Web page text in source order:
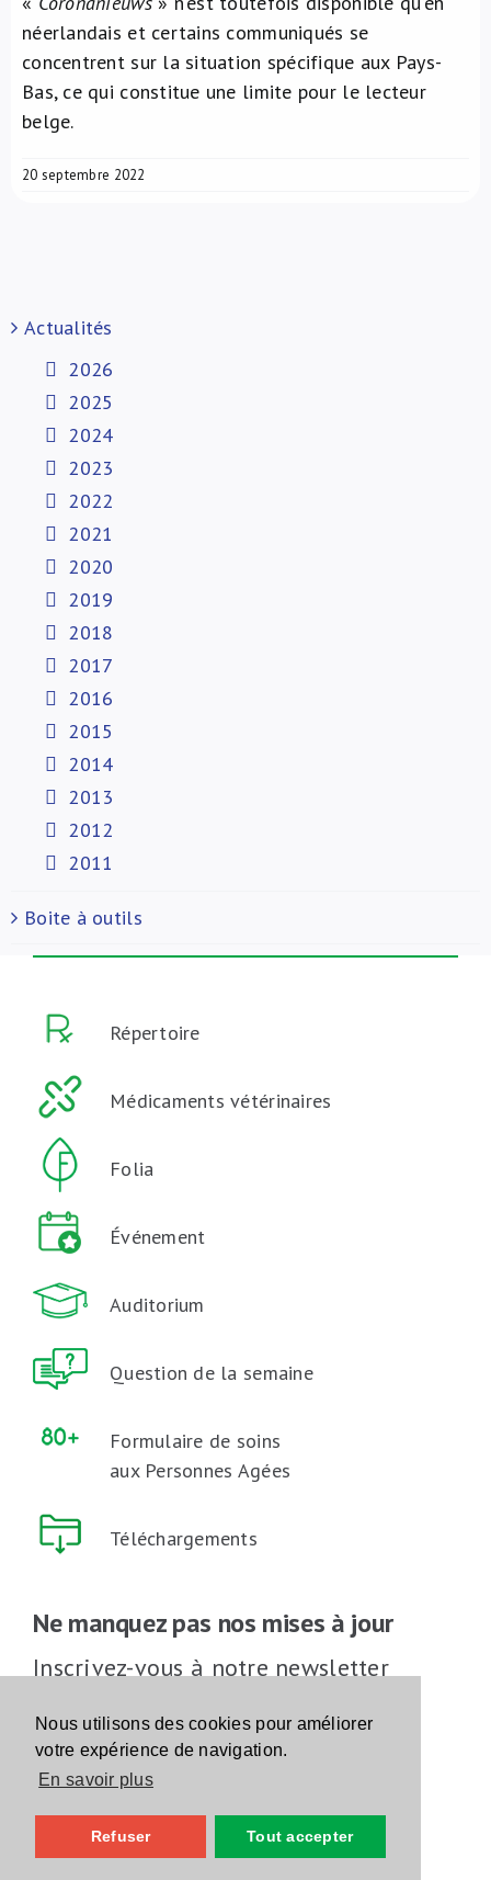
Nous utilisons des cookies pour améliorer
votre expérience de navigation.
En savoir plus
Refuser Tout accepter
néerlandais et certains communiqués se
concentrent sur la situation spécifique aux Pays-
Bas, ce qui constitue une limite pour le lecteur
belge.
20 septembre 2022
Actualités
2026
2025
2024
2023
2022
2021
2020
2019
2018
2017
2016
2015
2014
2013
2012
2011
Boite à outils
Répertoire
Médicaments vétérinaires
Folia
Événement
Auditorium
Question de la semaine
Formulaire de soins
aux Personnes Agées
Téléchargements
Ne manquez pas nos mises à jour
Inscrivez-vous à notre newsletter
Inscrivez-vous
Suivez-nous sur les réseaux sociaux